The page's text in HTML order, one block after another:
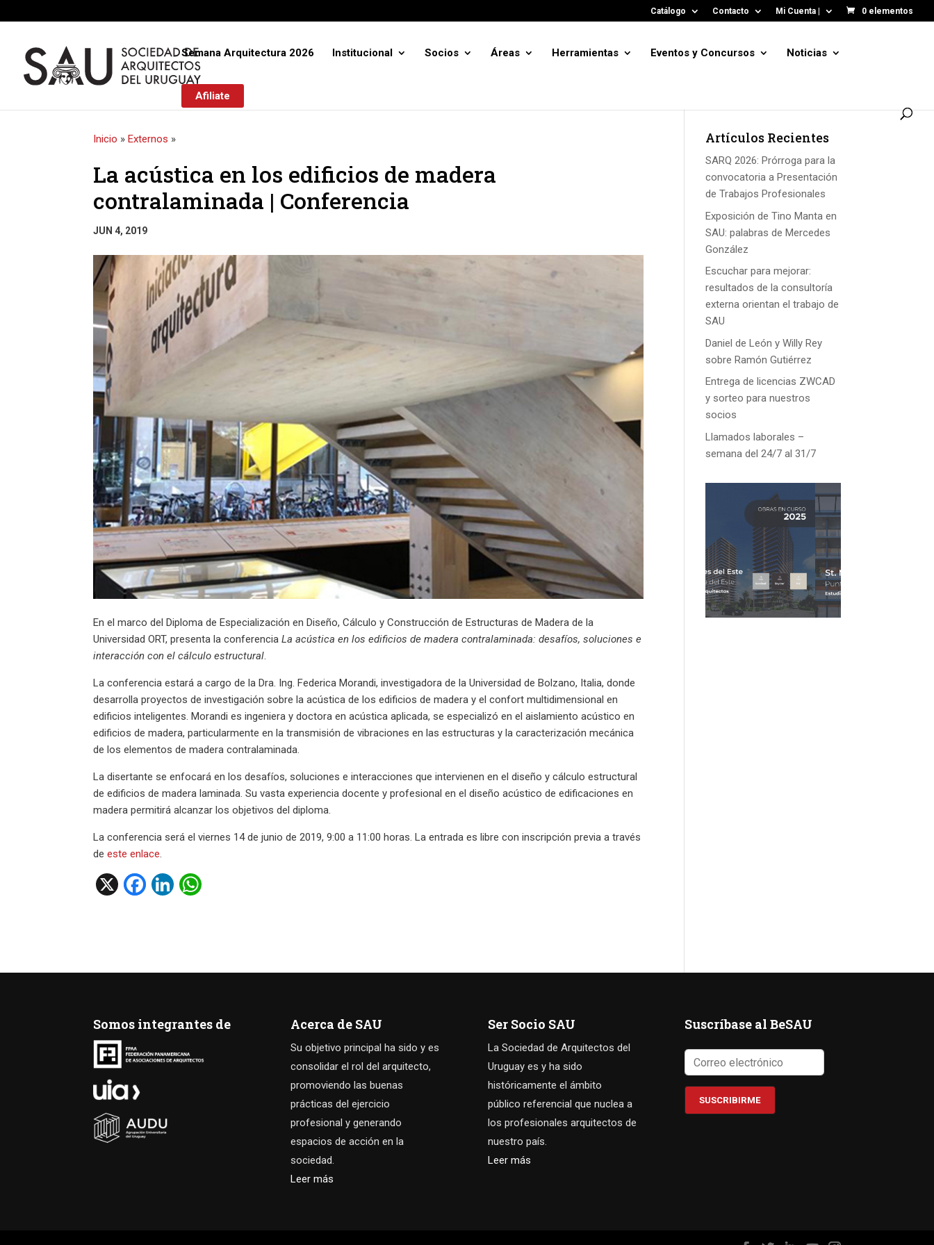
Catálogo Contacto Mi Cuenta | 0 elementos
Semana Arquitectura 2026 Institucional Socios Áreas Herramientas Eventos y Concursos Noticias
Afiliate
Inicio »Externos »
La acústica en los edificios de madera
contralaminada | Conferencia
JUN 4, 2019
En el marco del Diploma de Especialización en Diseño, Cálculo y Construcción de Estructuras de Madera de la
Universidad ORT, presenta la conferenciaLa acústica en los edificios de madera contralaminada: desafíos, soluciones e
interacción con el cálculo estructural.
La conferencia estará a cargo de la Dra. Ing. Federica Morandi, investigadora de la Universidad de Bolzano, Italia, donde
desarrolla proyectos de investigación sobre la acústica de los edificios de madera y el confort multidimensional en
edificios inteligentes. Morandi es ingeniera y doctora en acústica aplicada, se especializó en el aislamiento acústico en
edificios de madera, particularmente en la transmisión de vibraciones en las estructuras y la caracterización mecánica
de los elementos de madera contralaminada.
La disertante se enfocará en los desafíos, soluciones e interacciones que intervienen en el diseño y cálculo estructural
de edificios de madera laminada. Su vasta experiencia docente y profesional en el diseño acústico de edificaciones en
madera permitirá alcanzar los objetivos del diploma.
La conferencia será el viernes 14 de junio de 2019, 9:00 a 11:00 horas. La entrada es libre con inscripción previa a través
deeste enlace.
X
F
o
k
Li
n
A
p
Artículos Recientes
SARQ 2026: Prórroga para la
convocatoria a Presentación
de Trabajos Profesionales
Exposición de Tino Manta en
SAU: palabras de Mercedes
González
Escuchar para mejorar:
resultados de la consultoría
externa orientan el trabajo de
SAU
Daniel de León y Willy Rey
sobre Ramón Gutiérrez
Entrega de licencias ZWCAD
y sorteo para nuestros
socios
Llamados laborales –
semana del 24/7 al 31/7
Somos integrantes de Acerca de SAU
Su objetivo principal ha sido y es
consolidar el rol del arquitecto,
promoviendo las buenas
prácticas del ejercicio
profesional y generando
espacios de acción en la
sociedad.
Leer más
Ser Socio SAU
La Sociedad de Arquitectos del
Uruguay es y ha sido
históricamente el ámbito
público referencial que nuclea a
los profesionales arquitectos de
nuestro país.
Leer más
Suscríbase al BeSAU